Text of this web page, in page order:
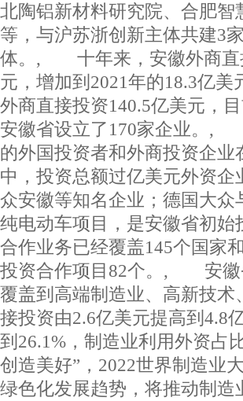
北陶铝新材料研究院、合肥
等，与沪苏浙创新主体共建3
体。, 十年来，安徽外商直
元，增加到2021年的18.3亿
外商直接投资140.5亿美元，
安徽省设立了170家企业。,
的外国投资者和外商投资企
中，投资总额过亿美元外资
众安徽等知名企业；德国大
纯电动车项目，是安徽省初
合作业务已经覆盖145个国家
投资合作项目82个。, 安徽
覆盖到高端制造业、高新技
接投资由2.6亿美元提高到4.8
到26.1%，制造业利用外资
创造美好”，2022世界制造业
绿色化发展趋势，将推动制